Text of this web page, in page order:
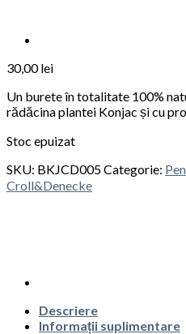
30,00lei
Un burete în totalitate 100%
rădăcina plantei Konjac și cu
Stoc epuizat
SKU: BKJCD005Categorie:
Croll&Denecke
Descriere
Informații suplimentare